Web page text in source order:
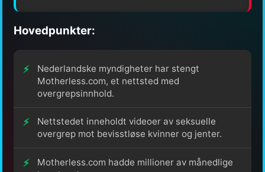
Hovedpunkter:
Nederlandske myndigheter har stengt
Motherless.com, et nettsted med
overgrepsinnhold.
Nettstedet inneholdt videoer av seksuelle
overgrep mot bevisstløse kvinner og jenter.
Motherless.com hadde millioner av månedlige